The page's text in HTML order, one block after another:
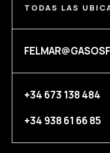
TODAS LAS
+34 673 138 484
+34 938 61 66 85